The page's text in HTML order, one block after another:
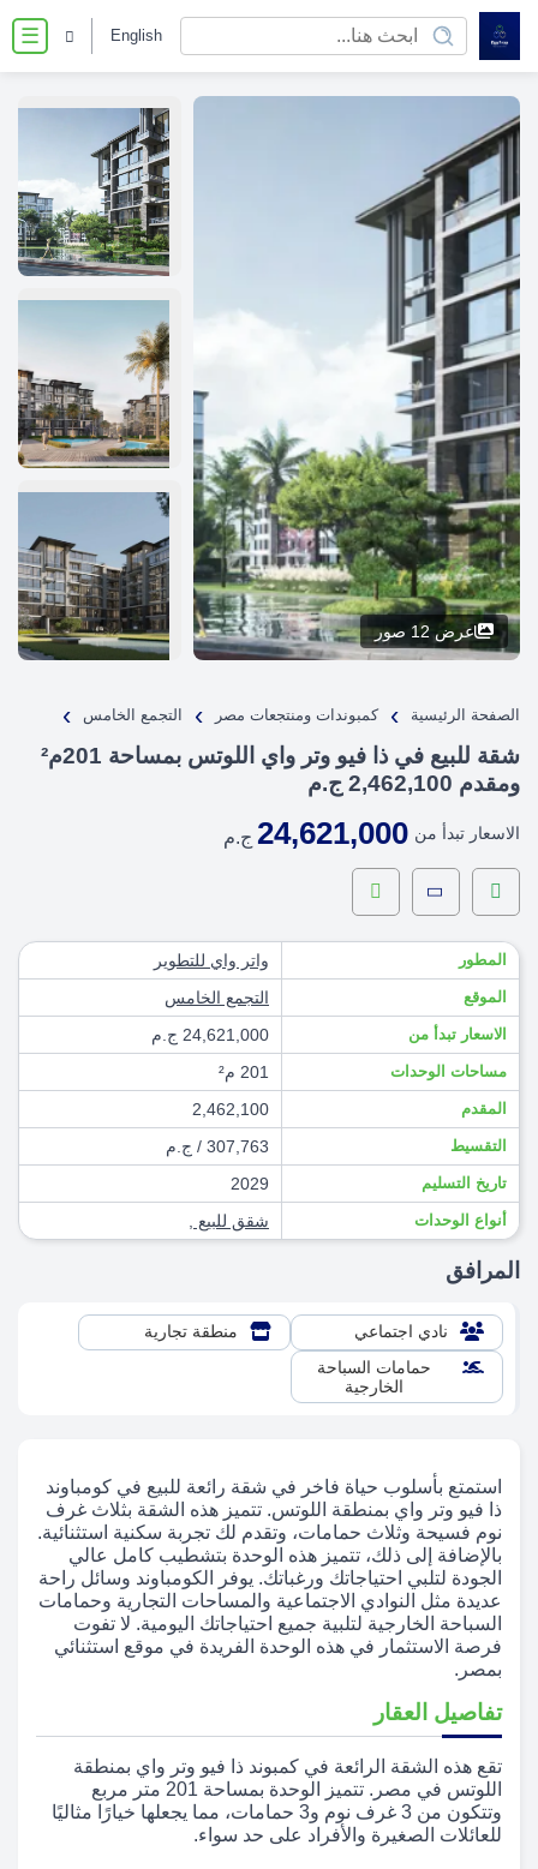
☰ English
عرض 12 صور
الصفحة الرئيسية › كمبوندات ومنتجعات مصر › التجمع الخامس ›
شقة للبيع في ذا فيو وتر واي اللوتس بمساحة 201م²
ومقدم 2,462,100 ج.م
الاسعار تبدأ من 24,621,000 ج.م
المطور واتر واي للتطوير
الموقع التجمع الخامس
الاسعار تبدأ من 24,621,000 ج.م
مساحات الوحدات 201 م²
المقدم 2,462,100
التقسيط 307,763 / ج.م
تاريخ التسليم 2029
أنواع الوحدات شقق للبيع
المرافق
نادي اجتماعي
منطقة تجارية
حمامات السباحة
الخارجية
استمتع بأسلوب حياة فاخر في شقة رائعة للبيع في كومباوند
ذا فيو وتر واي بمنطقة اللوتس. تتميز هذه الشقة بثلاث غرف
نوم فسيحة وثلاث حمامات، وتقدم لك تجربة سكنية استثنائية.
بالإضافة إلى ذلك، تتميز هذه الوحدة بتشطيب كامل عالي
الجودة لتلبي احتياجاتك ورغباتك. يوفر الكومباوند وسائل راحة
عديدة مثل النوادي الاجتماعية والمساحات التجارية وحمامات
السباحة الخارجية لتلبية جميع احتياجاتك اليومية. لا تفوت
فرصة الاستثمار في هذه الوحدة الفريدة في موقع استثنائي
بمصر.
تفاصيل العقار
تقع هذه الشقة الرائعة في كمبوند ذا فيو وتر واي بمنطقة
اللوتس في مصر. تتميز الوحدة بمساحة 201 متر مربع
وتتكون من 3 غرف نوم و3 حمامات، مما يجعلها خيارًا مثاليًا
للعائلات الصغيرة والأفراد على حد سواء.